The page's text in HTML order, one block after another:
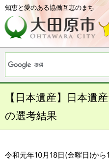
知恵と愛のある協働互恵のまち
【日本遺産】日本遺
の選考結果
令和元年10月18日(金曜日)か